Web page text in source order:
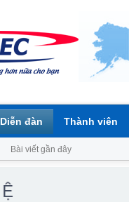
Diễn đàn
Bài viết gần đây
Thành viên